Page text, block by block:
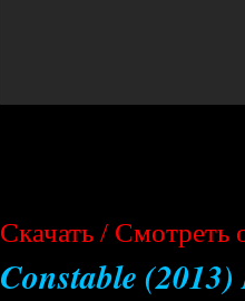
Cкачать / Смотреть
Constable